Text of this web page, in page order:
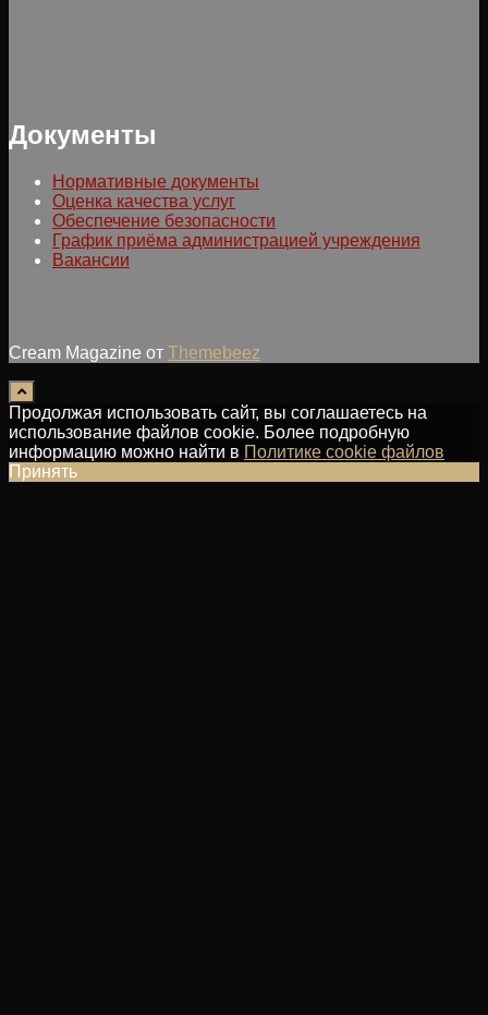
Документы
Нормативные документы
Оценка качества услуг
Обеспечение безопасности
График приёма администрацией учреждения
Вакансии
Cream Magazine от Themebeez
Продолжая использовать сайт, вы соглашаетесь на
использование файлов cookie. Более подробную
информацию можно найти в Политике cookie файлов
Принять